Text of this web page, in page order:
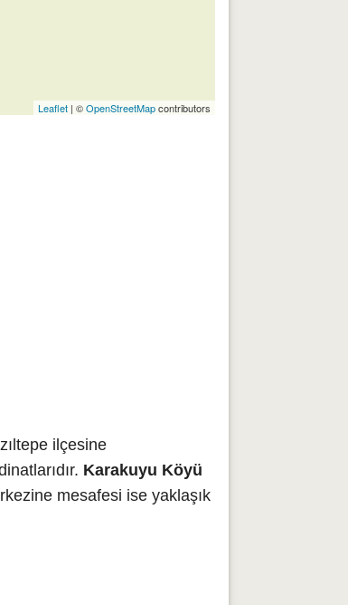
Leaflet | ©OpenStreetMapcontributors
ilçesine
Karakuyu Köyü
mesafesi ise yaklaşık